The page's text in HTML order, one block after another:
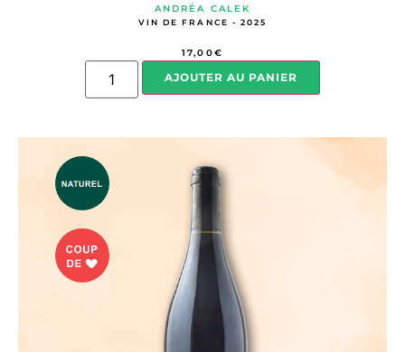
ANDRÉA CALEK
VIN DE FRANCE - 2025
17,00€
AJOUTER AU PANIER